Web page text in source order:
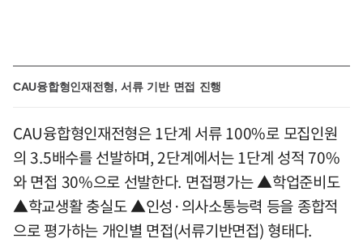
CAU융합형인재전형, 서류 기반 면접 진행
CAU융합형인재전형은 1단계 서류 100%로 모집인원
의 3.5배수를 선발하며, 2단계에서는 1단계 성적 70%
와 면접 30%으로 선발한다. 면접평가는 ▲학업준비도
▲학교생활 충실도 ▲인성·의사소통능력 등을 종합적
으로 평가하는 개인별 면접(서류기반면접) 형태다.